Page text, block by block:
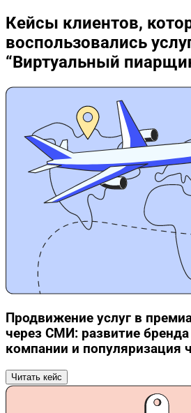
Кейсы клиентов,
воспользовались
“Виртуальный
Продвижение услуг в
через СМИ: развитие
компании и популяризация
Читать кейс